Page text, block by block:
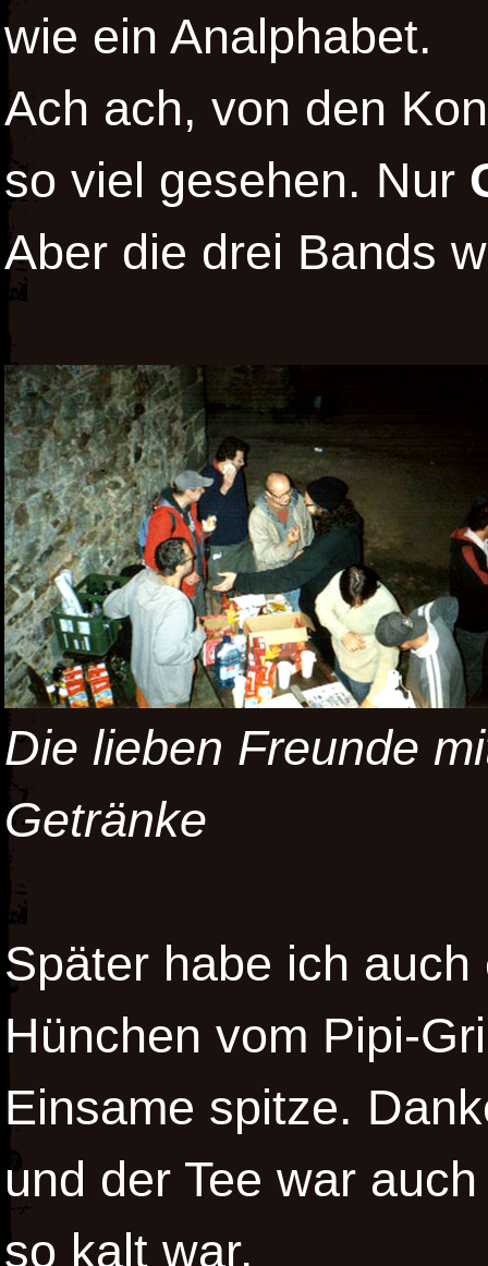
wie ein Analphabet.
Ach ach, von den
so viel gesehen. Nur
Aber die drei Bands
Die lieben Freunde
Getränke
Später habe ich
Hünchen vom Pipi-
Einsame spitze.
und der Tee war
so kalt war.